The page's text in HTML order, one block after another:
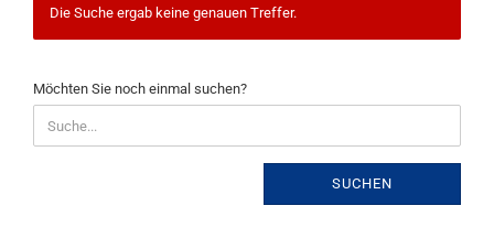
Die Suche ergab keine genauen Treffer.
MÖCHTEN
SIE
NOCH
EINMAL
Möchten Sie noch einmal suchen?
SUCHEN